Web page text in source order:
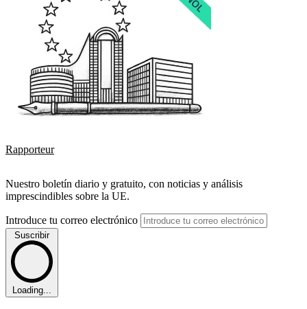
Rapporteur
Nuestro boletín diario y gratuito, con noticias y análisis
imprescindibles sobre la UE.
Introduce tu correo electrónico
Suscribir
Loading...